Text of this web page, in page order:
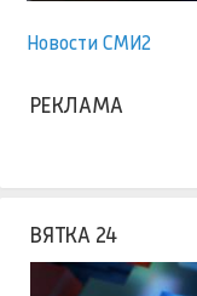
Новости СМИ2
РЕКЛАМА
ВЯТКА 24